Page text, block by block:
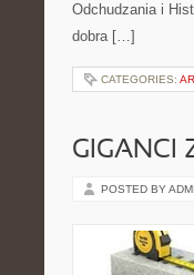
Odchudzania i
dobra […]
CATEGORIES:
GIGANCI
POSTED BY